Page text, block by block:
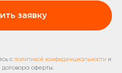
заявку
с политикой конфиденциальности и
договора оферты.